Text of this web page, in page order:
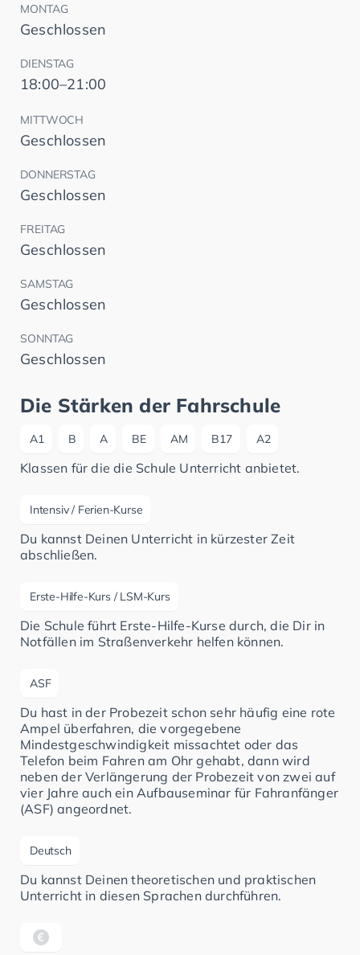
MONTAG
Geschlossen
DIENSTAG
18:00–21:00
MITTWOCH
Geschlossen
DONNERSTAG
Geschlossen
FREITAG
Geschlossen
SAMSTAG
Geschlossen
SONNTAG
Geschlossen
Die Stärken der Fahrschule
A1 B A BE AM B17 A2
Klassen für die die Schule Unterricht anbietet.
Intensiv / Ferien-Kurse
Du kannst Deinen Unterricht in kürzester Zeit
abschließen.
Erste-Hilfe-Kurs / LSM-Kurs
Die Schule führt Erste-Hilfe-Kurse durch, die Dir in
Notfällen im Straßenverkehr helfen können.
ASF
Du hast in der Probezeit schon sehr häufig eine rote
Ampel überfahren, die vorgegebene
Mindestgeschwindigkeit missachtet oder das
Telefon beim Fahren am Ohr gehabt, dann wird
neben der Verlängerung der Probezeit von zwei auf
vier Jahre auch ein Aufbauseminar für Fahranfänger
(ASF) angeordnet.
Deutsch
Du kannst Deinen theoretischen und praktischen
Unterricht in diesen Sprachen durchführen.